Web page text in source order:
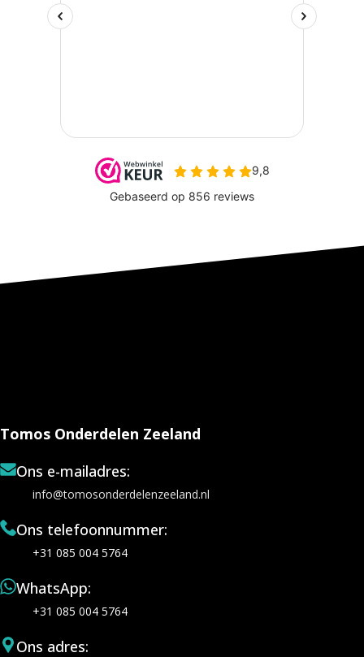
Tomos Onderdelen Zeeland
Ons e-mailadres:
info@tomosonderdelenzeeland.nl
Ons telefoonnummer:
+31 085 004 5764
WhatsApp:
+31 085 004 5764
Ons adres: